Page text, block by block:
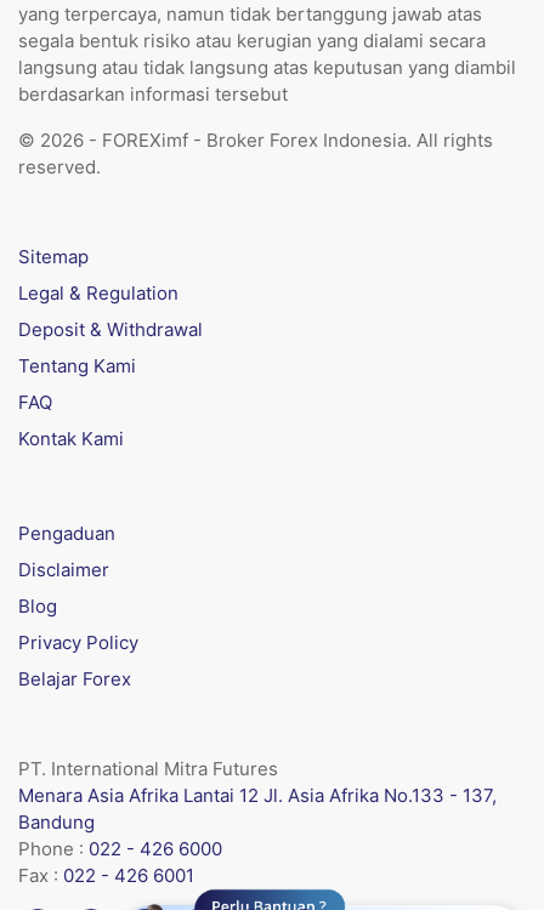
yang terpercaya, namun tidak bertanggung jawab atas
segala bentuk risiko atau kerugian yang dialami secara
langsung atau tidak langsung atas keputusan yang diambil
berdasarkan informasi tersebut
© 2026 - FOREXimf - Broker Forex Indonesia. All rights
reserved.
Sitemap
Legal & Regulation
Deposit & Withdrawal
Tentang Kami
FAQ
Kontak Kami
Pengaduan
Disclaimer
Blog
Privacy Policy
Belajar Forex
PT. International Mitra Futures
Menara Asia Afrika Lantai 12 Jl. Asia Afrika No.133 - 137,
Bandung
Phone : 022 - 426 6000
Fax : 022 - 426 6001